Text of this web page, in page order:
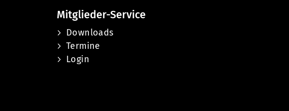
Mitglieder-Service
Downloads
Termine
Login